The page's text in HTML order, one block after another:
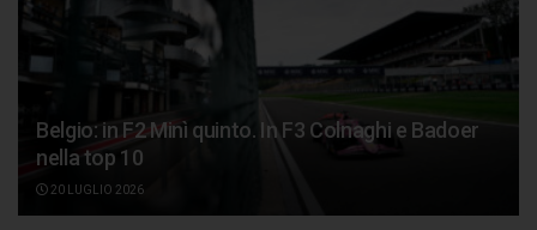
Belgio: in F2 Minì quinto. In F3 Colnaghi e Badoer
nella top 10
20 LUGLIO 2026